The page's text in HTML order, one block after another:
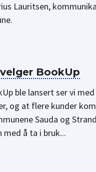
Lauritsen,
BookUp
ble lansert ser vi
og at flere kunder
Sauda og
å ta i bruk...